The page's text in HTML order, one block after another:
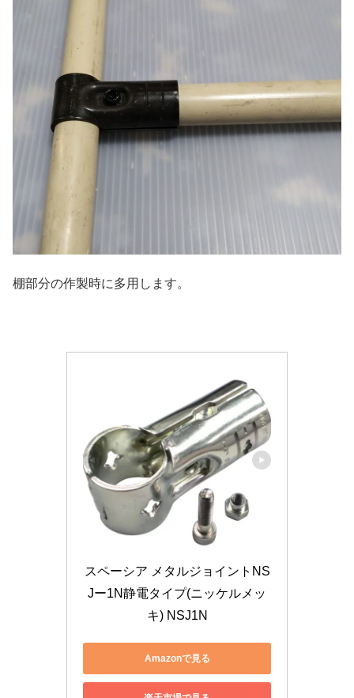
棚部分の作製時に多用します。
スペーシア メタルジョイントNS
Jー1N静電タイプ(ニッケルメッ
キ) NSJ1N
Amazonで見る